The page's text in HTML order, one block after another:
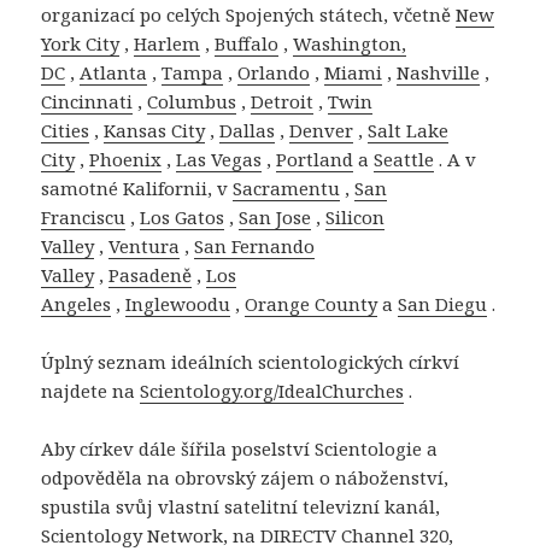
organizací po celých Spojených státech, včetněNew
York City,Harlem ,Buffalo ,Washington,
DC ,Atlanta ,Tampa ,Orlando ,Miami ,Nashville ,
Cincinnati ,Columbus ,Detroit ,Twin
Cities ,Kansas City,Dallas ,Denver ,Salt Lake
City,Phoenix ,Las Vegas ,Portland aSeattle . A v
samotné Kalifornii, vSacramentu ,San
Franciscu ,Los Gatos ,San Jose ,Silicon
Valley,Ventura ,San Fernando
Valley,Pasadeně ,Los
Angeles ,Inglewoodu ,Orange CountyaSan Diegu .
Úplný seznam ideálních scientologických církví
najdete naScientology.org/IdealChurches .
Aby církev dále šířila poselství Scientologie a
odpověděla na obrovský zájem o náboženství,
spustila svůj vlastní satelitní televizní kanál,
Scientology Network, na DIRECTV Channel 320,